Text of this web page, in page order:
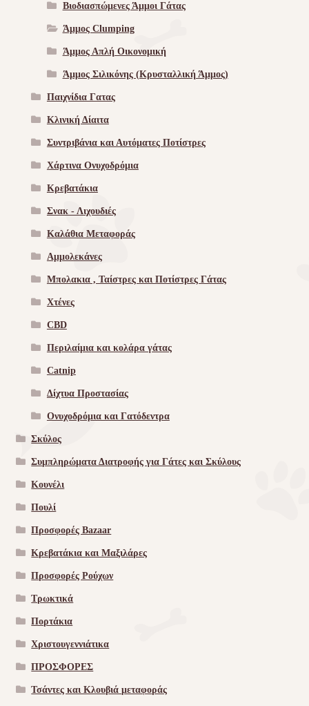
Βιοδιασπώμενες Άμμοι Γάτας
Άμμος Clumping
Άμμος Απλή Οικονομική
Άμμος Σιλικόνης (Κρυσταλλική Άμμος)
Παιχνίδια Γατας
Κλινική Δίαιτα
Συντριβάνια και Αυτόματες Ποτίστρες
Χάρτινα Ονυχοδρόμια
Κρεβατάκια
Σνακ - Λιχουδιές
Καλάθια Μεταφοράς
Αμμολεκάνες
Μπολακια , Ταίστρες και Ποτίστρες Γάτας
Χτένες
CBD
Περιλαίμια και κολάρα γάτας
Catnip
Δίχτυα Προστασίας
Ονυχοδρόμια και Γατόδεντρα
Σκύλος
Συμπληρώματα Διατροφής για Γάτες και Σκύλους
Κουνέλι
Πουλί
Προσφορές Bazaar
Κρεβατάκια και Μαξιλάρες
Προσφορές Ρούχων
Τρωκτικά
Πορτάκια
Χριστουγεννιάτικα
ΠΡΟΣΦΟΡΕΣ
Τσάντες και Κλουβιά μεταφοράς